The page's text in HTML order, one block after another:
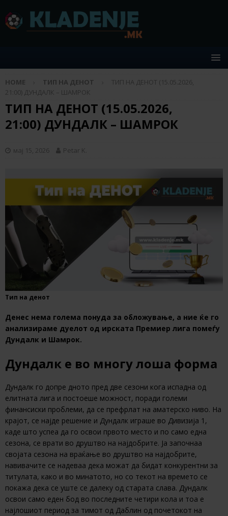
HOME ТИП НА ДЕНОТ
ТИП НА ДЕНОТ (15.05.2026,
21:00) ДУНДАЛК – ШАМРОК
ТИП НА ДЕНОТ (15.05.2026,
21:00) ДУНДАЛК – ШАМРОК
мај 15, 2026 Petar K.
Тип на денот
Денес нема голема понуда за обложување, а ние ќе го
анализираме дуелот од ирската Премиер лига помеѓу
Дундалк и Шамрок.
Дундалк е во многу лоша форма
Дундалк го допре дното пред две сезони кога испадна од
елитната лига и постоеше можност, поради големи
финансиски проблеми, да се префрлат на аматерско ниво. На
крајот, се најде решение и Дундалк играше во Дивизија 1,
каде што успеа да го освои првото место и по само една
сезона, се врати во друштво на најдобрите. Ја започнаа
својата сезона на враќање во друштво на најдобрите,
навивачите се надеваа дека можат да бидат конкурентни за
титулата, како и во минатото, но со текот на времето се
покажа дека се уште се далеку од старата слава. Дундалк
освои само еден бод во последните четири кола и тоа е
најлошиот период за тимот од Даблин од почетокот на